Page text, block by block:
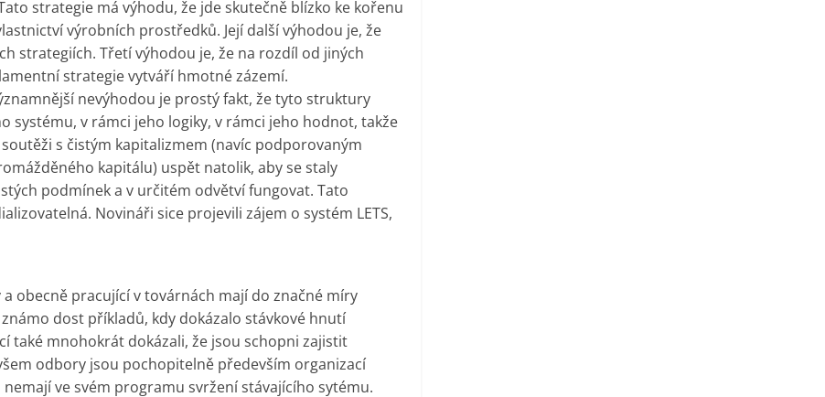
strategie má výhodu, že jde skutečně blízko ke kořenu
výrobních prostředků. Její další výhodou je, že
strategiích. Třetí výhodou je, že na rozdíl od jiných
strategie vytváří hmotné zázemí.
nevýhodou je prostý fakt, že tyto struktury
systému, v rámci jeho logiky, v rámci jeho hodnot, takže
s čistým kapitalizmem (navíc podporovaným
kapitálu) uspět natolik, aby se staly
podmínek a v určitém odvětví fungovat. Tato
Novináři sice projevili zájem o systém LETS,
obecně pracující v továrnách mají do značné míry
dost příkladů, kdy dokázalo stávkové hnutí
také mnohokrát dokázali, že jsou schopni zajistit
odbory jsou pochopitelně především organizací
ve svém programu svržení stávajícího sytému.